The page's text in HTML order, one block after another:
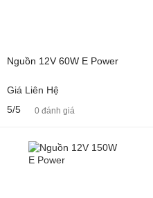
Nguồn 12V 60W E Power
Giá Liên Hệ
5/5
0 đánh giá